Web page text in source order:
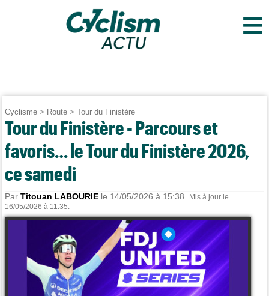
≡
Cyclisme > Route >Tour du Finistère
Tour du Finistère - Parcours et
favoris… le Tour du Finistère 2026,
ce samedi
ParTitouan LABOURIE le 14/05/2026 à 15:38.
Mis à jour le
16/05/2026 à 11:35.